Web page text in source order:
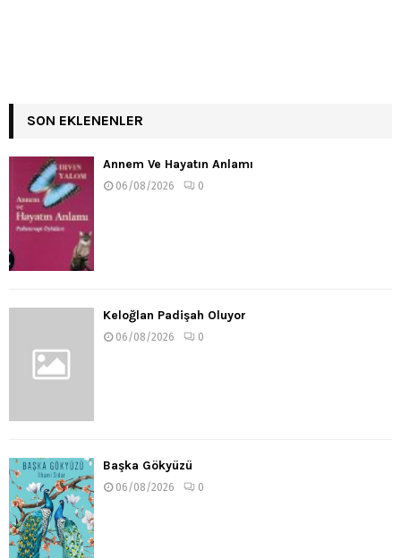
SON EKLENENLER
Annem Ve Hayatın Anlamı
06/08/2026 0
Keloğlan Padişah Oluyor
06/08/2026 0
Başka Gökyüzü
06/08/2026 0